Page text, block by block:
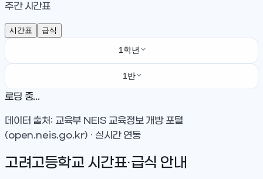
주간 시간표
시간표 급식
1학년
1반
로딩 중...
데이터 출처: 교육부 NEIS 교육정보 개방 포털
(open.neis.go.kr) · 실시간 연동
고려고등학교 시간표·급식 안내